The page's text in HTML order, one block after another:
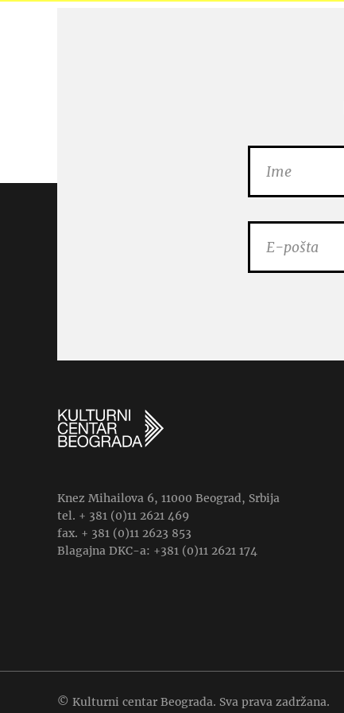
Knez Mihailova 6, 11000 Beograd, Srbija
tel. + 381 (0)11 2621 469
fax. + 381 (0)11 2623 853
Blagajna DKC-a: +381 (0)11 2621 174
© Kulturni centar Beograda. Sva prava zadržana.